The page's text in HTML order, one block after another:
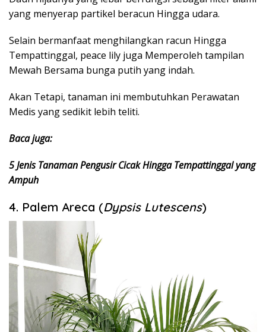
yang menyerap partikel beracun Hingga udara.
Selain bermanfaat menghilangkan racun Hingga
Tempattinggal, peace lily juga Memperoleh tampilan
Mewah Bersama bunga putih yang indah.
Akan Tetapi, tanaman ini membutuhkan Perawatan
Medis yang sedikit lebih teliti.
Baca juga:
5 Jenis Tanaman Pengusir Cicak Hingga Tempattinggal yang
Ampuh
4. Palem Areca (Dypsis Lutescens)